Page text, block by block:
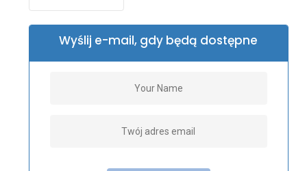
Wyślij e-mail, gdy będą dostępne